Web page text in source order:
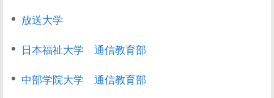
放送大学
日本福祉大学 通信教育部
中部学院大学 通信教育部